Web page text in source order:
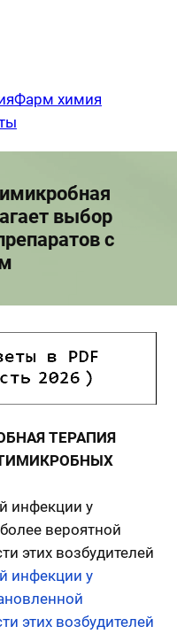
Фарм химия
выбор
с
ТЕРАПИЯ
инфекции у
вероятной
этих возбудителей
инфекции у
этих возбудителей